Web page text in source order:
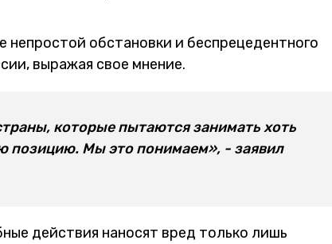
обстановки и беспрецедентного
выражая свое мнение.
которые пытаются занимать хоть
позицию. Мы это понимаем», - заявил
действия наносят вред только лишь